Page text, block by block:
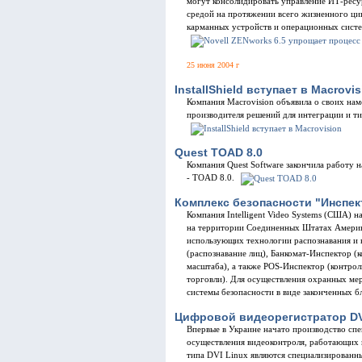
средой на протяжении всего жизненного
карманных устройств и операционных
25 июня 2004 г
InstallShield вступает в
Компания Macrovision объявила о своих
производителя решений для интеграции и
Quest TOAD 8.0
Компания Quest Software закончила работу
- TOAD 8.0.
Комплекс безопасности
Компания Intelligent Video Systems (США)
на территории Соединенных Штатах
использующих технологии распознавания
(распознавание лиц), Банкомат-Инспектор
масштаба), а также POS-Инспектор
торговли). Для осуществления охранных
системы безопасности в виде законченных
Цифровой видеорегистратор
Впервые в Украине начато производство
осуществления видеоконтроля,
типа DVI Linux являются